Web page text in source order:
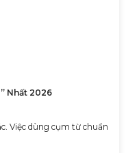
Nhất 2026
Việc dùng cụm từ chuẩn